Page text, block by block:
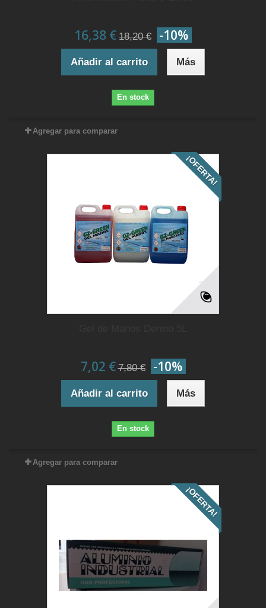
16,38 € 18,20 € -10%
Añadir al carrito Más
En stock
Agregar para comparar
¡OFERTA!
7,02 € 7,80 € -10%
Añadir al carrito Más
En stock
Agregar para comparar
¡OFERTA!